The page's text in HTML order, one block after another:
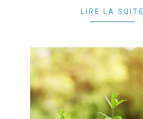
LIRE LA SUITE